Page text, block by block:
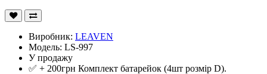
Виробник: LEAVEN
Модель: LS-997
У продажу
✅ + 200грн Комплект батарейок (4шт розмір D).